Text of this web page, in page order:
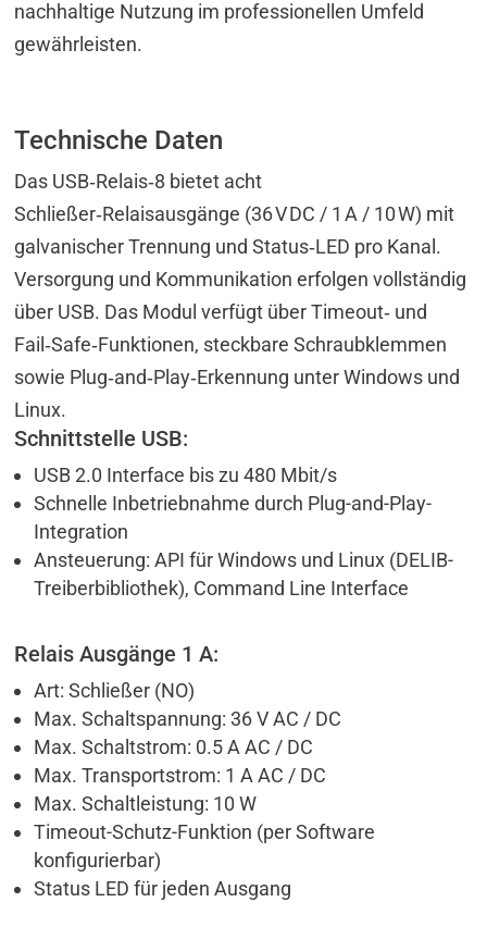
nachhaltige Nutzung im professionellen Umfeld
gewährleisten.
Technische Daten
Das USB‑Relais‑8 bietet acht
Schließer‑Relaisausgänge (36 V DC / 1 A / 10 W) mit
galvanischer Trennung und Status‑LED pro Kanal.
Versorgung und Kommunikation erfolgen vollständig
über USB. Das Modul verfügt über Timeout‑ und
Fail‑Safe‑Funktionen, steckbare Schraubklemmen
sowie Plug‑and‑Play‑Erkennung unter Windows und
Linux.
Schnittstelle USB:
USB 2.0 Interface bis zu 480 Mbit/s
Schnelle Inbetriebnahme durch Plug-and-Play-
Integration
Ansteuerung: API für Windows und Linux (DELIB-
Treiberbibliothek), Command Line Interface
Relais Ausgänge 1 A:
Art: Schließer (NO)
Max. Schaltspannung: 36 V AC / DC
Max. Schaltstrom: 0.5 A AC / DC
Max. Transportstrom: 1 A AC / DC
Max. Schaltleistung: 10 W
Timeout-Schutz-Funktion (per Software
konfigurierbar)
Status LED für jeden Ausgang